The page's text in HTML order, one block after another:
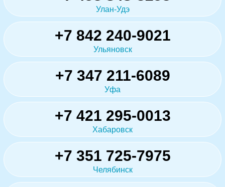
Улан-Удэ
+7 842 240-9021
Ульяновск
+7 347 211-6089
Уфа
+7 421 295-0013
Хабаровск
+7 351 725-7975
Челябинск